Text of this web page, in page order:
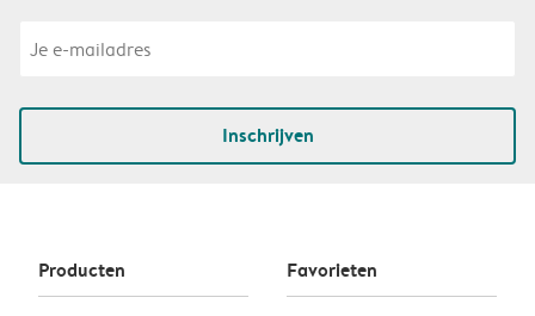
Inschrijven
Producten Favorieten